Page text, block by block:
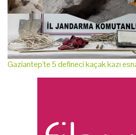
Gaziantep'te 5 defineci kaçak kazı